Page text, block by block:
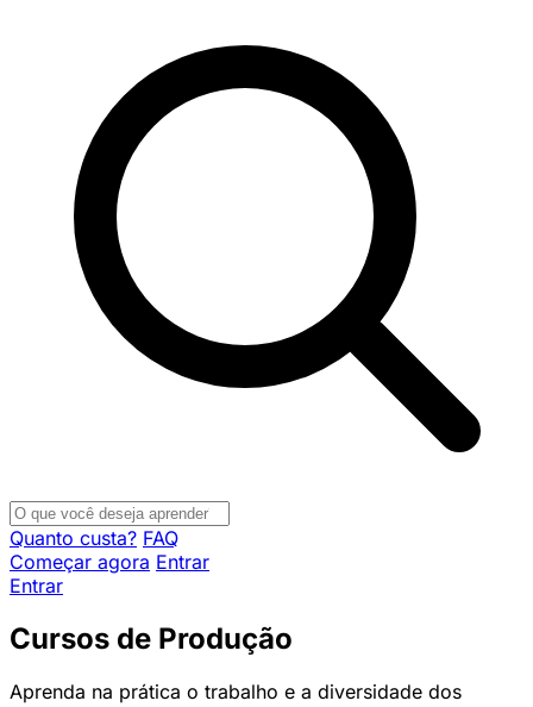
Quanto custa? FAQ
Começar agora Entrar
Entrar
Cursos de Produção
Aprenda na prática o trabalho e a diversidade dos